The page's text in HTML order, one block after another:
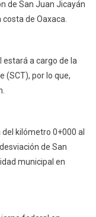
de San Juan Jicayán
de Oaxaca.
estará a cargo de la
(SCT), por lo que,
kilómetro 0+000 al
de San
municipal en